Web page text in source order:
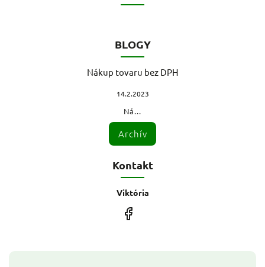
BLOGY
Nákup tovaru bez DPH
14.2.2023
Ná...
Archív
Kontakt
Viktória